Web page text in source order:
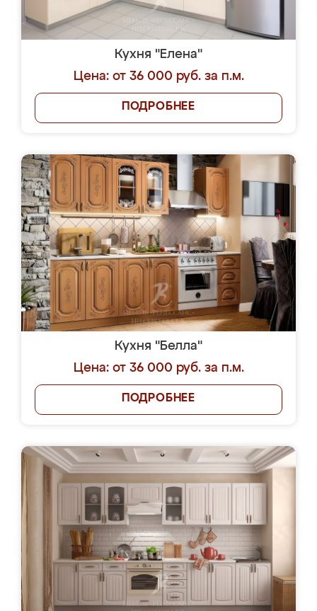
Кухня "Елена"
Цена: от 36 000 руб. за п.м.
ПОДРОБНЕЕ
Кухня "Белла"
Цена: от 36 000 руб. за п.м.
ПОДРОБНЕЕ